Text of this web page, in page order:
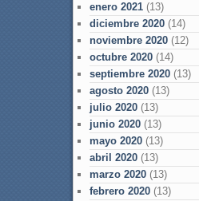
enero 2021(13)
diciembre 2020(14)
noviembre 2020(12)
octubre 2020(14)
septiembre 2020(13)
agosto 2020(13)
julio 2020(13)
junio 2020(13)
mayo 2020(13)
abril 2020(13)
marzo 2020(13)
febrero 2020(13)